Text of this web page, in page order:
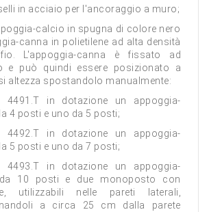
in acciaio per l'ancoraggio a muro;
calcio in spugna di colore nero
canna in polietilene ad alta densità
L'appoggia-canna è fissato ad
e può quindi essere posizionato a
altezza spostandolo manualmente:
4491.T in dotazione un appoggia-
4 posti e uno da 5 posti;
4492.T in dotazione un appoggia-
5 posti e uno da 7 posti;
4493.T in dotazione un appoggia-
10 posti e due monoposto con
utilizzabili nelle pareti laterali,
a circa 25 cm dalla parete